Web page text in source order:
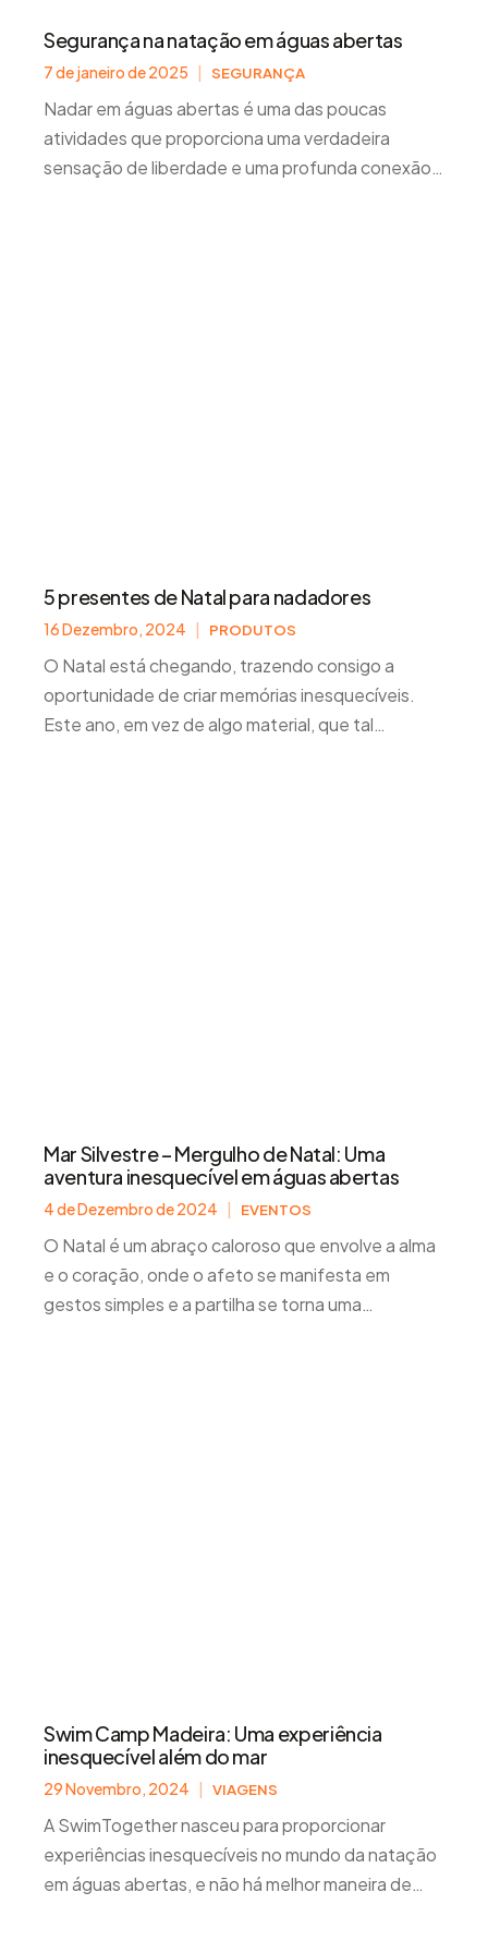
Segurança na natação em águas abertas
7 de janeiro de 2025 | SEGURANÇA
Nadar em águas abertas é uma das poucas
atividades que proporciona uma verdadeira
sensação de liberdade e uma profunda conexão
5 presentes de Natal para nadadores
16 Dezembro, 2024 | PRODUTOS
O Natal está chegando, trazendo consigo a
oportunidade de criar memórias inesquecíveis.
Este ano, em vez de algo material, que tal
Mar Silvestre – Mergulho de Natal: Uma
aventura inesquecível em águas abertas
4 de Dezembro de 2024 | EVENTOS
O Natal é um abraço caloroso que envolve a alma
e o coração, onde o afeto se manifesta em
gestos simples e a partilha se torna uma
Swim Camp Madeira: Uma experiência
inesquecível além do mar
29 Novembro, 2024 | VIAGENS
A SwimTogether nasceu para proporcionar
experiências inesquecíveis no mundo da natação
em águas abertas, e não há melhor maneira de